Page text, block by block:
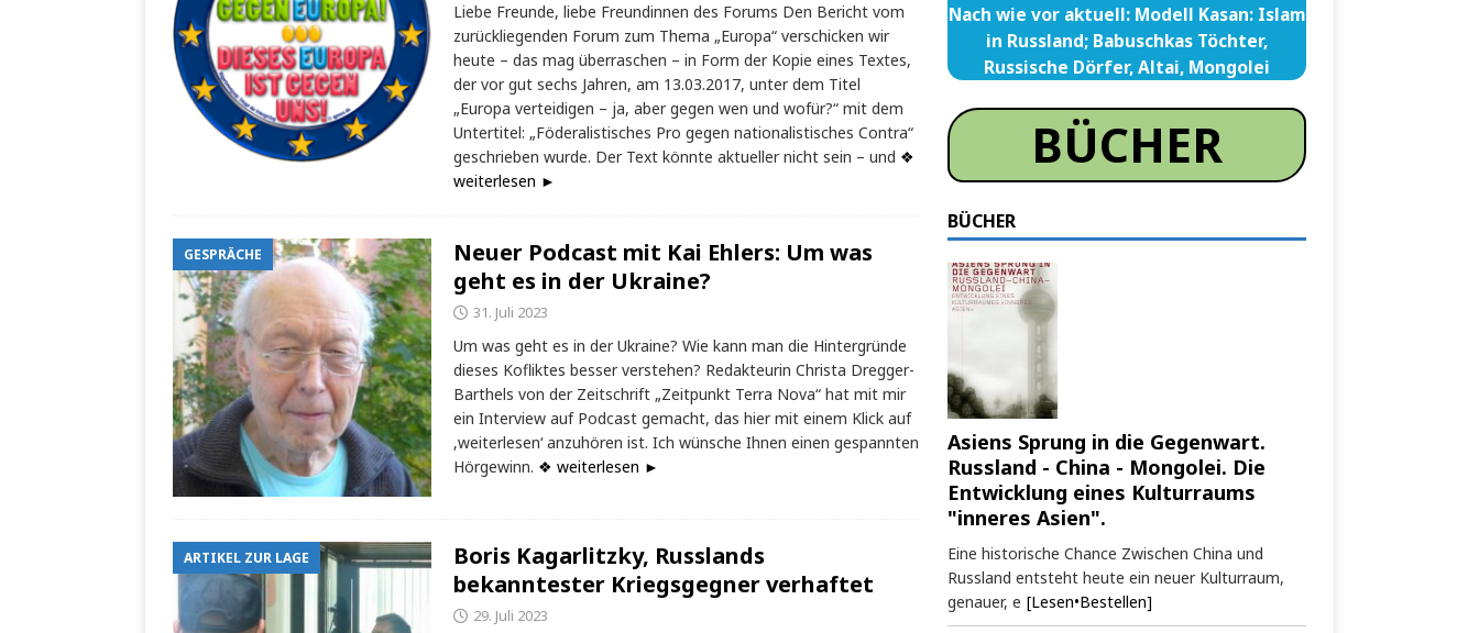
Liebe Freunde, liebe Freundinnen des Forums Den Bericht vom
zurückliegenden Forum zum Thema „Europa“ verschicken wir
heute – das mag überraschen – in Form der Kopie eines Textes,
der vor gut sechs Jahren, am 13.03.2017, unter dem Titel
„Europa verteidigen – ja, aber gegen wen und wofür?“ mit dem
Untertitel: „Föderalistisches Pro gegen nationalistisches Contra“
geschrieben wurde. Der Text könnte aktueller nicht sein – und ❖
weiterlesen ►
GESPRÄCHE
Neuer Podcast mit Kai Ehlers: Um was
geht es in der Ukraine?
31. Juli 2023
Um was geht es in der Ukraine? Wie kann man die Hintergründe
dieses Kofliktes besser verstehen? Redakteurin Christa Dregger-
Barthels von der Zeitschrift „Zeitpunkt Terra Nova“ hat mit mir
ein Interview auf Podcast gemacht, das hier mit einem Klick auf
‚weiterlesen‘ anzuhören ist. Ich wünsche Ihnen einen gespannten
Hörgewinn. ❖ weiterlesen ►
ARTIKEL ZUR LAGE
Boris Kagarlitzky, Russlands
bekanntester Kriegsgegner verhaftet
29. Juli 2023
Nach wie vor aktuell: Modell Kasan: Islam
in Russland; Babuschkas Töchter,
Russische Dörfer, Altai, Mongolei
BÜCHER
BÜCHER
Asiens Sprung in die Gegenwart.
Russland - China - Mongolei. Die
Entwicklung eines Kulturraums
"inneres Asien".
Eine historische Chance Zwischen China und
Russland entsteht heute ein neuer Kulturraum,
genauer, e [Lesen•Bestellen]